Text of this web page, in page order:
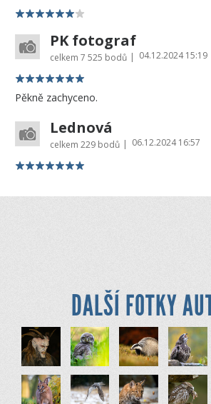
PK fotograf
celkem 7 525 bodů 04.12.2024 15:19
Pěkně zachyceno.
Lednová
celkem 229 bodů 06.12.2024 16:57
DALŠÍ FOTKY